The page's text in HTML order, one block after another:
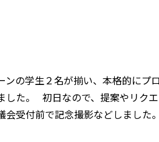
ンの学生２名が揃い、本格的に
した。 初日なので、提案やリク
受付前で記念撮影などしました。